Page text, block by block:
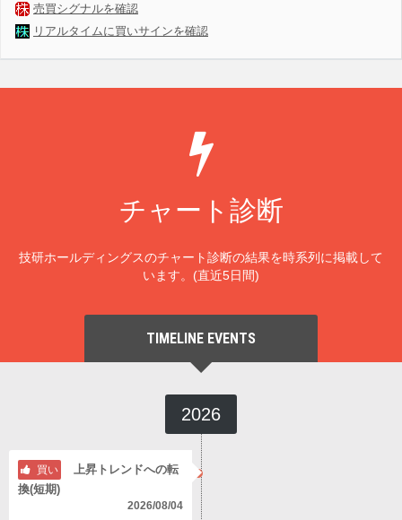
売買シグナルを確認
リアルタイムに買いサインを確認
チャート診断
技研ホールディングスのチャート診断の結果を時系列に掲載して
います。(直近5日間)
TIMELINE EVENTS
2026
買い
上昇トレンドへの転
換(短期)
2026/08/04